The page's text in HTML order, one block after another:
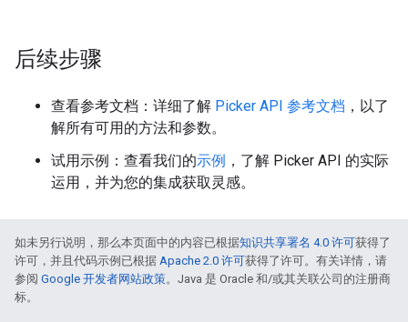
后续步骤
查看参考文档：详细了解 Picker API 参考文档 ，以了
解所有可用的方法和参数。
试用示例：查看我们的示例 ，了解 Picker API 的实际
运用，并为您的集成获取灵感。
如未另行说明，那么本页面中的内容已根据知识共享署名 4.0 许可获得了
许可，并且代码示例已根据 Apache 2.0 许可获得了许可。有关详情，请
参阅 Google 开发者网站政策。Java 是 Oracle 和/或其关联公司的注册商
标。